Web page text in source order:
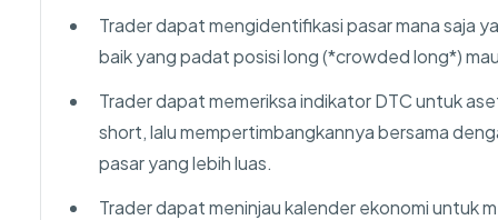
Trader dapat mengidentifikasi pasar mana saja
baik yang padat posisi long (*crowded long*)
Trader dapat memeriksa indikator DTC untuk
short, lalu mempertimbangkannya bersama
pasar yang lebih luas.
Trader dapat meninjau kalender ekonomi untuk